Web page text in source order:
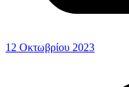
12 Οκτωβρίου 2023